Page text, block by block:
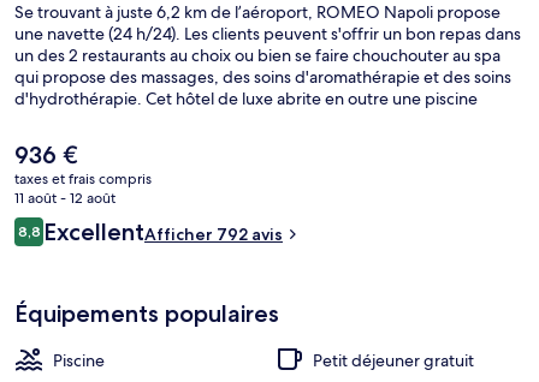
Se trouvant à juste 6,2 km de l’aéroport, ROMEO Napoli propose
une navette (24 h/24). Les clients peuvent s'offrir un bon repas dans
un des 2 restaurants au choix ou bien se faire chouchouter au spa
qui propose des massages, des soins d'aromathérapie et des soins
d'hydrothérapie. Cet hôtel de luxe abrite en outre une piscine
autres voyageurs ne disent que du bien en ce qui concerne le
personnel attentionné. De là, les transports publics ne sont qu'à
quelques pas : la preuve avec Arrêt de tram Via Colombo - Porto et
Arrêt de tram Via Colombo - De Gasperi, très proches.
Le
prix
actuel
est
de
936 €
taxes et frais compris
11 août - 12 août
Avis
voyageurs
8,88,8 sur 10
ExcellentAfficher 792 avis
Équipements populaires
Piscine
Petit déjeuner gratuit